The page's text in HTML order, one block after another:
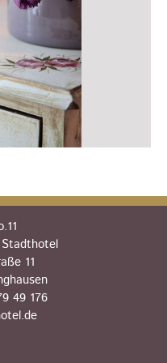
11
49 176